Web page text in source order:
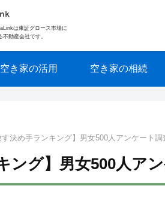
は東証グロース市場に
不動産会社です。
空き家の活用 空き家の相続
す決め手ランキング】男女500人アンケート調
ング】男女500人ア